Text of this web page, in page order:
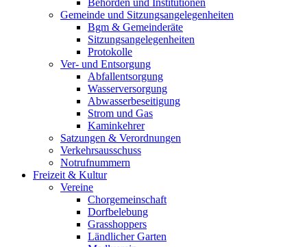
Behörden und Institutionen
Gemeinde und Sitzungsangelegenheiten
Bgm & Gemeinderäte
Sitzungsangelegenheiten
Protokolle
Ver- und Entsorgung
Abfallentsorgung
Wasserversorgung
Abwasserbeseitigung
Strom und Gas
Kaminkehrer
Satzungen & Verordnungen
Verkehrsausschuss
Notrufnummern
Freizeit & Kultur
Vereine
Chorgemeinschaft
Dorfbelebung
Grasshoppers
Ländlicher Garten